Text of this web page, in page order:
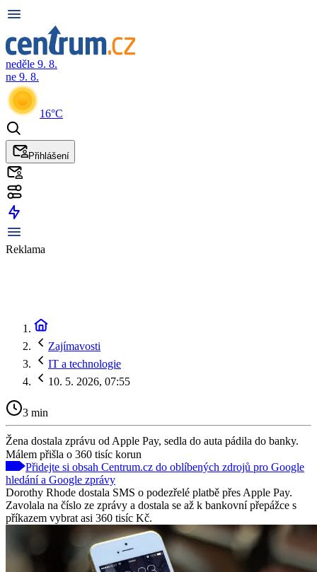
neděle 9. 8.
ne 9. 8.
16°C
Přihlášení
Reklama
Zajímavosti
IT a technologie
10. 5. 2026, 07:55
3 min
Žena dostala zprávu od Apple Pay, sedla do auta pádila do banky.
Málem přišla o 360 tisíc korun
Přidejte si obsah Centrum.cz do oblíbených zdrojů pro Google
hledání a Google zprávy
Dorothy Rhode dostala SMS o podezřelé platbě přes Apple Pay.
Zavolala na číslo ze zprávy a dostala se až k bankovní přepážce s
příkazem vybrat asi 360 tisíc Kč.